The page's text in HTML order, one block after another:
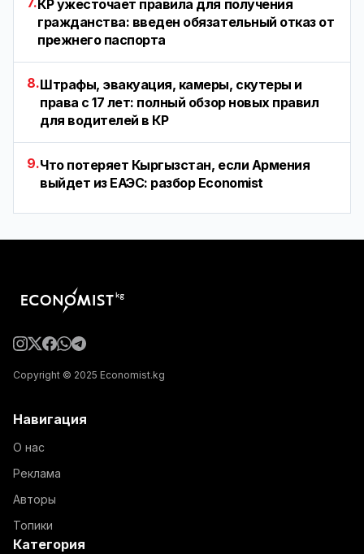
КР ужесточает правила для получения
гражданства: введен обязательный отказ от
прежнего паспорта
8.Штрафы, эвакуация, камеры, скутеры и
права с 17 лет: полный обзор новых правил
для водителей в КР
9.Что потеряет Кыргызстан, если Армения
выйдет из ЕАЭС: разбор Economist
Copyright © 2025 Economist.kg
Навигация
О нас
Реклама
Авторы
Топики
Категория